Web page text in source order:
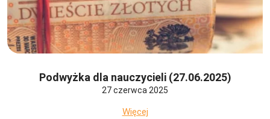
Podwyżka dla nauczycieli (27.06.2025)
27 czerwca 2025
Więcej